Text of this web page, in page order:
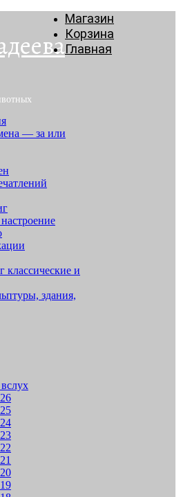
Магазин
Корзина
Главная
— за или
классические и
здания,